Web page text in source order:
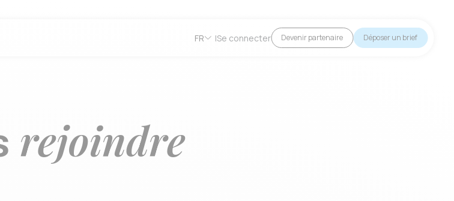
FR |Se connecter Devenir partenaire Déposer un brief
rejoindre